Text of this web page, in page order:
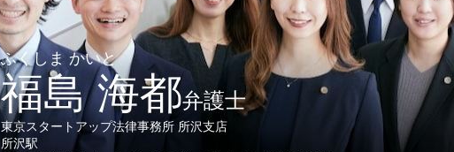
ふくしま かいと
福島 海都弁護士
東京スタートアップ法律事務所 所沢支店
所沢駅